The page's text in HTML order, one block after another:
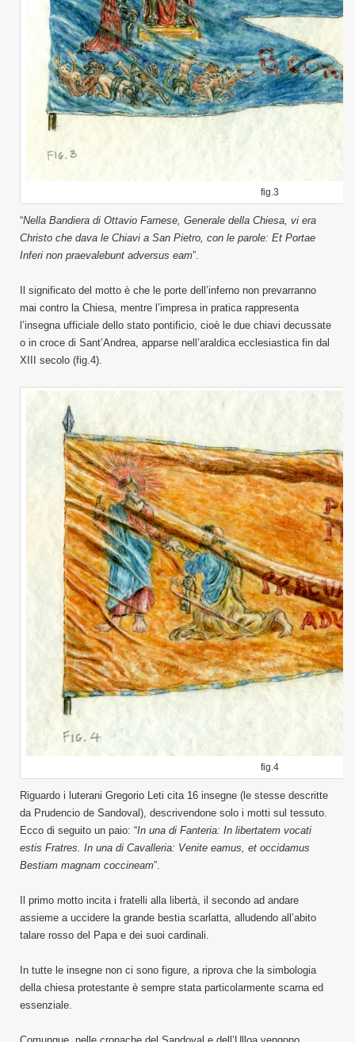
fig.3
“Nella Bandiera di Ottavio Farnese, Generale della Chiesa, vi era
Christo che dava le Chiavi a San Pietro, con le parole: Et Portae
Inferi non praevalebunt adversus eam”.
Il significato del motto è che le porte dell’inferno non prevarranno
mai contro la Chiesa, mentre l’impresa in pratica rappresenta
l’insegna ufficiale dello stato pontificio, cioè le due chiavi decussate
o in croce di Sant’Andrea, apparse nell’araldica ecclesiastica fin dal
XIII secolo (fig.4).
fig.4
Riguardo i luterani Gregorio Leti cita 16 insegne (le stesse descritte
da Prudencio de Sandoval), descrivendone solo i motti sul tessuto.
Ecco di seguito un paio: “In una di Fanteria: In libertatem vocati
estis Fratres. In una di Cavalleria: Venite eamus, et occidamus
Bestiam magnam coccineam”.
Il primo motto incita i fratelli alla libertà, il secondo ad andare
assieme a uccidere la grande bestia scarlatta, alludendo all’abito
talare rosso del Papa e dei suoi cardinali.
In tutte le insegne non ci sono figure, a riprova che la simbologia
della chiesa protestante è sempre stata particolarmente scarna ed
essenziale.